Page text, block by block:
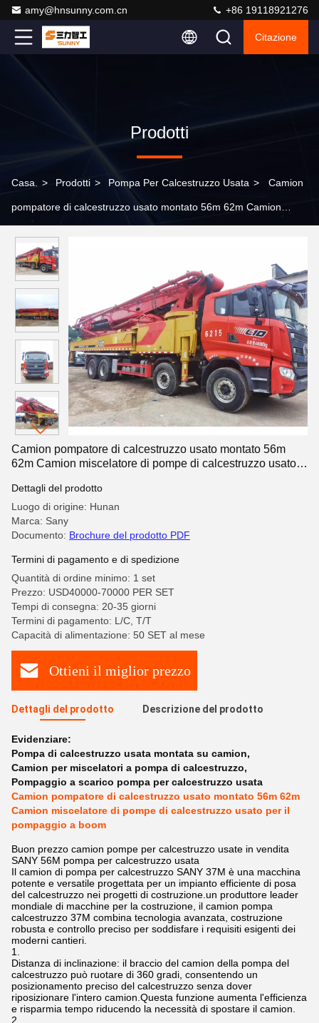
amy@hnsunny.com.cn +86 19118921276
Citazione
Prodotti
Casa. > Prodotti > Pompa Per Calcestruzzo Usata > Camion
pompatore di calcestruzzo usato montato 56m 62m Camion
boom
Camion pompatore di calcestruzzo usato montato 56m
62m Camion miscelatore di pompe di calcestruzzo usato
Dettagli del prodotto
Luogo di origine: Hunan
Marca: Sany
Documento: Brochure del prodotto PDF
Termini di pagamento e di spedizione
Quantità di ordine minimo: 1 set
Prezzo: USD40000-70000 PER SET
Tempi di consegna: 20-35 giorni
Termini di pagamento: L/C, T/T
Capacità di alimentazione: 50 SET al mese
Ottieni il miglior prezzo
Dettagli del prodotto Descrizione del prodotto
Evidenziare:
Pompa di calcestruzzo usata montata su camion,
Camion per miscelatori a pompa di calcestruzzo,
Pompaggio a scarico pompa per calcestruzzo usata
Camion pompatore di calcestruzzo usato montato 56m 62m
Camion miscelatore di pompe di calcestruzzo usato per il
pompaggio a boom
Buon prezzo camion pompe per calcestruzzo usate in vendita
SANY 56M pompa per calcestruzzo usata
Il camion di pompa per calcestruzzo SANY 37M è una macchina
potente e versatile progettata per un impianto efficiente di posa
del calcestruzzo nei progetti di costruzione.un produttore leader
mondiale di macchine per la costruzione, il camion pompa
calcestruzzo 37M combina tecnologia avanzata, costruzione
robusta e controllo preciso per soddisfare i requisiti esigenti dei
moderni cantieri.
Distanza di inclinazione: il braccio del camion della pompa del
calcestruzzo può ruotare di 360 gradi, consentendo un
posizionamento preciso del calcestruzzo senza dover
riposizionare l'intero camion.Questa funzione aumenta l'efficienza
e risparmia tempo riducendo la necessità di spostare il camion.